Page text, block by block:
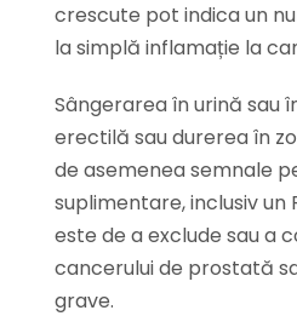
crescute pot indica un
la simplă inflamație la
Sângerarea în urină sau
erectilă sau durerea în
de asemenea semnale
suplimentare, inclusiv un
este de a exclude sau a
cancerului de prostată
grave.